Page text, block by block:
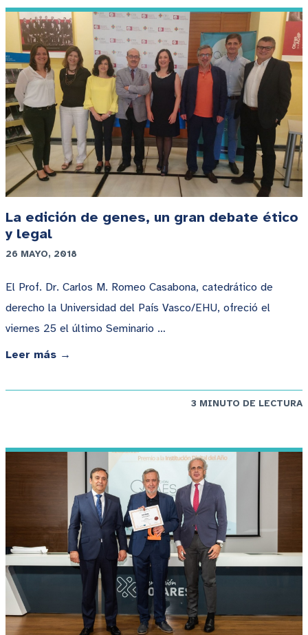
La edición de genes, un gran debate ético
y legal
26 MAYO, 2018
El Prof. Dr. Carlos M. Romeo Casabona, catedrático de
derecho la Universidad del País Vasco/EHU, ofreció el
viernes 25 el último Seminario …
Leer más →
3 MINUTO DE LECTURA